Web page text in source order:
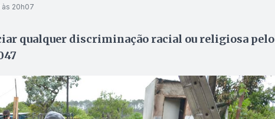
20h07
qualquer discriminação racial ou religiosa pelo